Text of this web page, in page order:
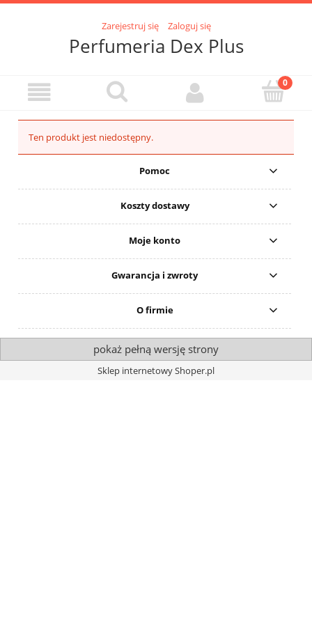
Zarejestruj się Zaloguj się
Perfumeria Dex Plus
Ten produkt jest niedostępny.
Pomoc
Koszty dostawy
Moje konto
Gwarancja i zwroty
O firmie
pokaż pełną wersję strony
Sklep internetowy Shoper.pl